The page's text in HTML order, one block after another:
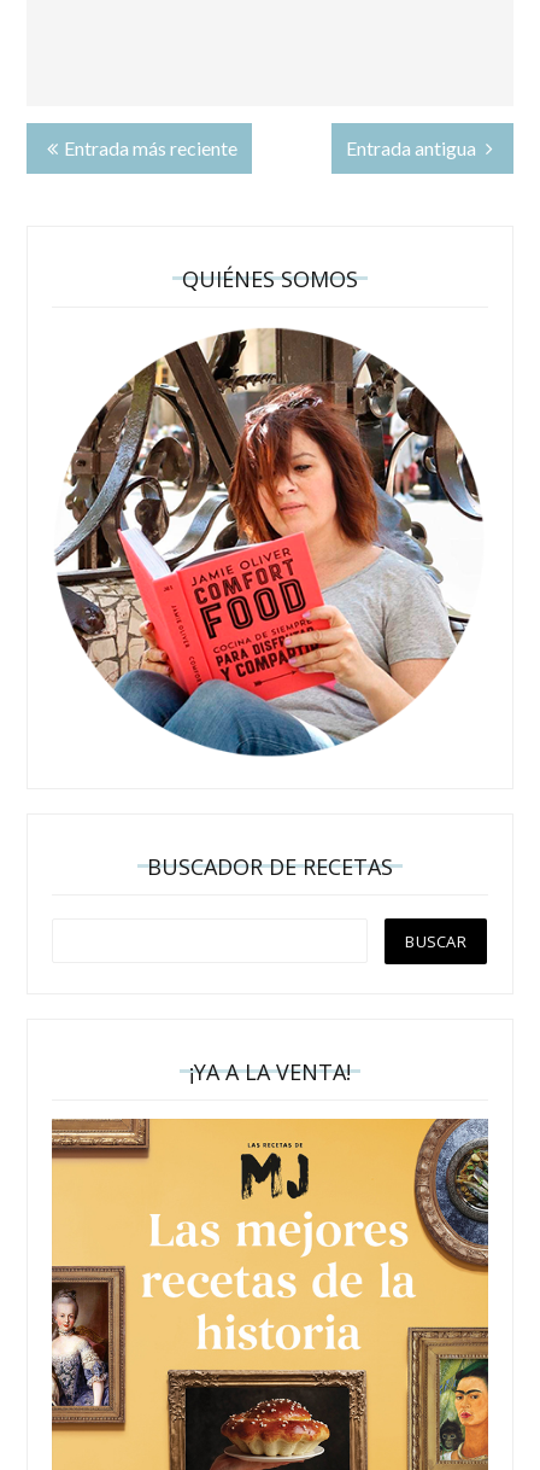
Entrada más reciente Entrada antigua
QUIÉNES SOMOS
BUSCADOR DE RECETAS
¡YA A LA VENTA!